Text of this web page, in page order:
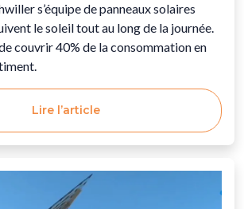
s’équipe de panneaux solaires
le soleil tout au long de la journée.
couvrir 40% de la consommation en
Lire l’article